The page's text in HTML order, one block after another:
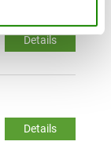
Details
Details